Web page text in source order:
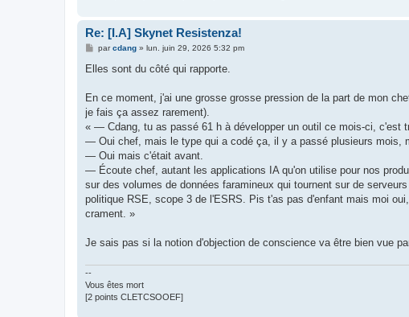
Re: [I.A] Skynet Resistenza!
M
s
g
parcdang» lun. juin 29, 2026 5:32 pm
Elles sont du côté qui rapporte.
En ce moment, j'ai une grosse grosse pression de la part de mon
je fais ça assez rarement).
« — Cdang, tu as passé 61 h à développer un outil ce mois-ci, c'est
— Oui chef, mais le type qui a codé ça, il y a passé plusieurs mois,
— Oui mais c'était avant.
— Écoute chef, autant les applications IA qu'on utilise pour nos
sur des volumes de données faramineux qui tournent sur de
politique RSE, scope 3 de l'ESRS. Pis t'as pas d'enfant mais moi
crament. »
Je sais pas si la notion d'objection de conscience va être bien vue
--
Vous êtes mort
[2 points CLETCSOOEF]